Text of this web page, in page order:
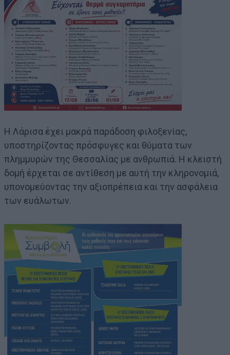
Η Λάρισα έχει μακρά παράδοση φιλοξενίας,
υποστηρίζοντας πρόσφυγες και θύματα των
πλημμυρών της Θεσσαλίας με ανθρωπιά. Η κλειστή
δομή έρχεται σε αντίθεση με αυτή την κληρονομιά,
υπονομεύοντας την αξιοπρέπεια και την ασφάλεια
των ευάλωτων.